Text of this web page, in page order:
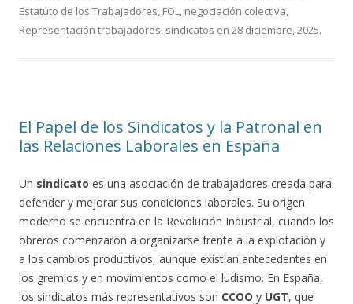
Estatuto de los Trabajadores, FOL, negociación colectiva,
Representación trabajadores, sindicatos en 28 diciembre, 2025.
El Papel de los Sindicatos y la Patronal en
las Relaciones Laborales en España
Un sindicato es una asociación de trabajadores creada para
defender y mejorar sus condiciones laborales. Su origen
moderno se encuentra en la Revolución Industrial, cuando los
obreros comenzaron a organizarse frente a la explotación y
a los cambios productivos, aunque existían antecedentes en
los gremios y en movimientos como el ludismo. En España,
los sindicatos más representativos son CCOO y UGT, que